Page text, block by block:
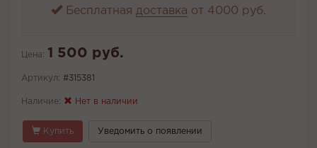
Бесплатная доставка от 4000 руб.
Цена: 1 500 руб.
Артикул: #315381
Наличие: Нет в наличии
Купить Уведомить о появлении